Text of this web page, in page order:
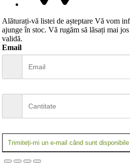
Alăturați-vă listei de așteptare Vă vom
ajunge în stoc. Vă rugăm să lăsați mai
validă.
Email
Trimiteți-mi un e-mail când sunt disponibile